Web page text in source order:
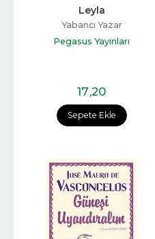
Sepete Ekle
Leyla
Yabancı Yazar
Pegasus Yayınları
17,20